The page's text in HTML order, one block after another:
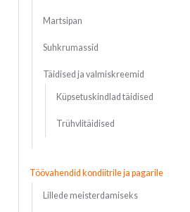
Martsipan
Suhkrumassid
Täidised ja valmiskreemid
Küpsetuskindlad täidised
Trühvlitäidised
Töövahendid kondiitrile ja pagarile
Lillede meisterdamiseks